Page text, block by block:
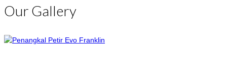
Our Gallery